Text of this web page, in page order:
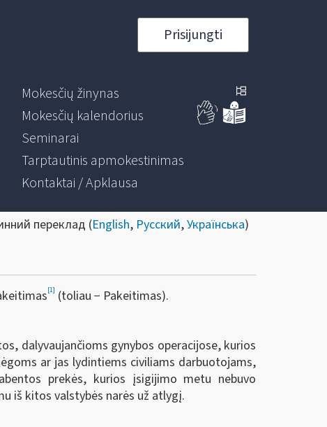
Prisijungti
Mokesčių žinynas
Mokesčių kalendorius
Seminarai
Tarptautinis apmokestinimas
Kontaktai / Apklausa
переклад (English, Русский,Українська)
[1] (toliau − Pakeitimas).
dalyvaujančioms gynybos operacijose, kurios
ar jas lydintiems civiliams darbuotojams,
prekės, kurios įsigijimo metu nebuvo
iš kitos valstybės narės už atlygį.